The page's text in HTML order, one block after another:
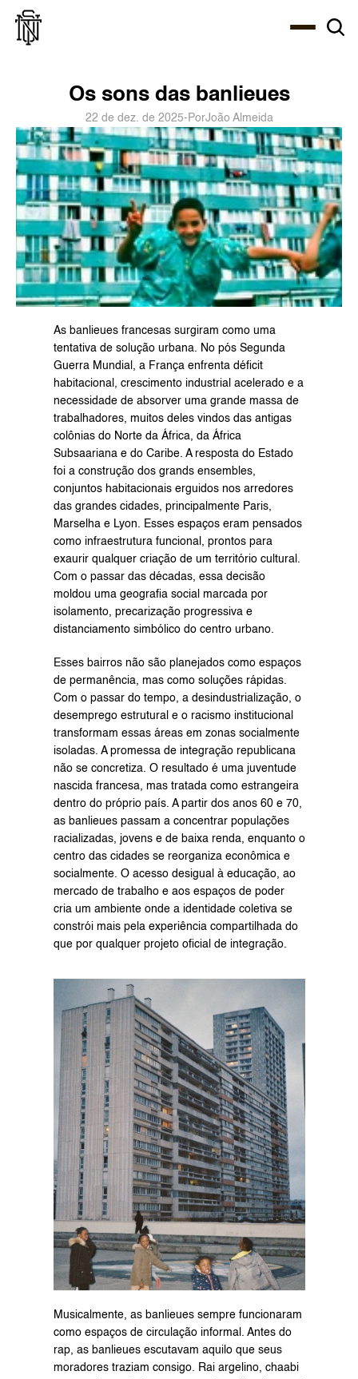
Os sons das banlieues
22 de dez. de 2025- PorJoão Almeida
As banlieues francesas surgiram como uma
tentativa de solução urbana. No pós Segunda
Guerra Mundial, a França enfrenta déficit
habitacional, crescimento industrial acelerado e a
necessidade de absorver uma grande massa de
trabalhadores, muitos deles vindos das antigas
colônias do Norte da África, da África
Subsaariana e do Caribe. A resposta do Estado
foi a construção dos grands ensembles,
conjuntos habitacionais erguidos nos arredores
das grandes cidades, principalmente Paris,
Marselha e Lyon. Esses espaços eram pensados
como infraestrutura funcional, prontos para
exaurir qualquer criação de um território cultural.
Com o passar das décadas, essa decisão
moldou uma geografia social marcada por
isolamento, precarização progressiva e
distanciamento simbólico do centro urbano.
Esses bairros não são planejados como espaços
de permanência, mas como soluções rápidas.
Com o passar do tempo, a desindustrialização, o
desemprego estrutural e o racismo institucional
transformam essas áreas em zonas socialmente
isoladas. A promessa de integração republicana
não se concretiza. O resultado é uma juventude
nascida francesa, mas tratada como estrangeira
dentro do próprio país. A partir dos anos 60 e 70,
as banlieues passam a concentrar populações
racializadas, jovens e de baixa renda, enquanto o
centro das cidades se reorganiza econômica e
socialmente. O acesso desigual à educação, ao
mercado de trabalho e aos espaços de poder
cria um ambiente onde a identidade coletiva se
constrói mais pela experiência compartilhada do
que por qualquer projeto oficial de integração.
Musicalmente, as banlieues sempre funcionaram
como espaços de circulação informal. Antes do
rap, as banlieues escutavam aquilo que seus
moradores traziam consigo. Rai argelino, chaabi